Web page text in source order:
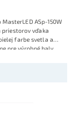
ASp-150W
priestorov vďaka
farbe svetla a
pre výrobné haly,